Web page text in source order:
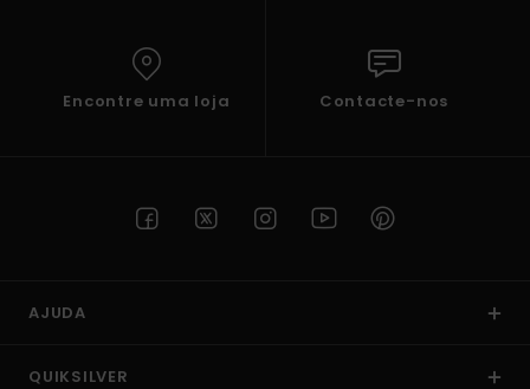
Encontre uma loja Contacte-nos
AJUDA
QUIKSILVER